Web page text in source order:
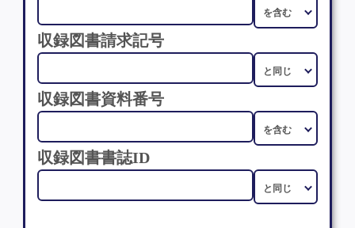
収録図書請求記号
収録図書資料番号
収録図書書誌ID